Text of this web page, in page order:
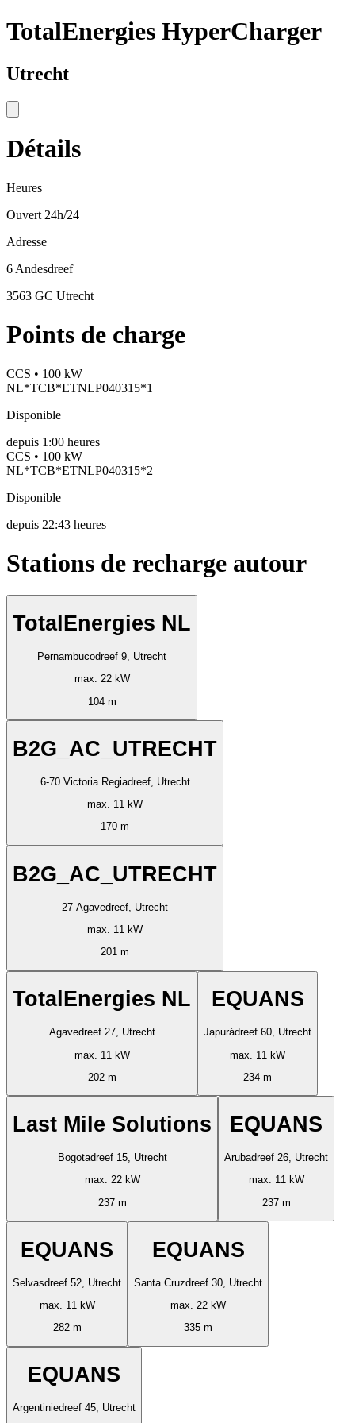
TotalEnergies HyperCharger
Utrecht
Détails
Heures
Ouvert 24h/24
Adresse
6 Andesdreef
3563 GC Utrecht
Points de charge
CCS • 100 kW
NL*TCB*ETNLP040315*1
Disponible
depuis 1:00 heures
CCS • 100 kW
NL*TCB*ETNLP040315*2
Disponible
depuis 22:43 heures
Stations de recharge autour
TotalEnergies NL
Pernambucodreef 9, Utrecht
max. 22 kW
104 m
B2G_AC_UTRECHT
6-70 Victoria Regiadreef, Utrecht
max. 11 kW
170 m
B2G_AC_UTRECHT
27 Agavedreef, Utrecht
max. 11 kW
201 m
TotalEnergies NL
Agavedreef 27, Utrecht
max. 11 kW
202 m
EQUANS
Japurádreef 60, Utrecht
max. 11 kW
234 m
Last Mile Solutions
Bogotadreef 15, Utrecht
max. 22 kW
237 m
EQUANS
Arubadreef 26, Utrecht
max. 11 kW
237 m
EQUANS
Selvasdreef 52, Utrecht
max. 11 kW
282 m
EQUANS
Santa Cruzdreef 30, Utrecht
max. 22 kW
335 m
EQUANS
Argentiniedreef 45, Utrecht